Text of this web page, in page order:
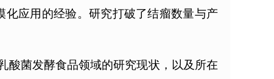
应用的经验。研究打破了结瘤数量与产
酸菌发酵食品领域的研究现状，以及所在